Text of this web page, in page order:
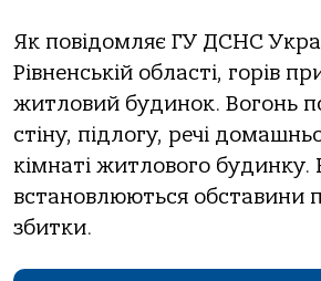
Як повідомляє ГУ ДСНС
Рівненській області, горів
житловий будинок. Вогонь
стіну, підлогу, речі
кімнаті житлового будинку.
встановлюються обставини
збитки.